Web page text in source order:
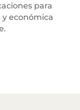
para
económica